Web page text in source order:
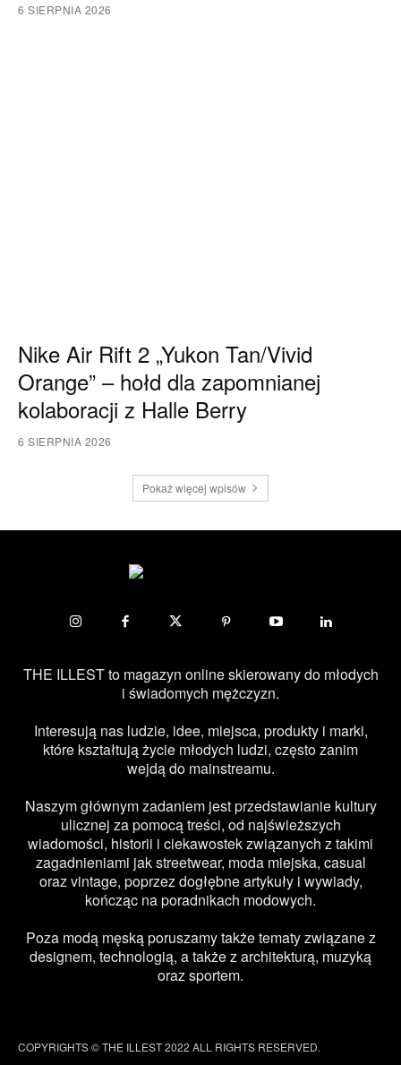
6 SIERPNIA 2026
Nike Air Rift 2 „Yukon Tan/Vivid
Orange” – hołd dla zapomnianej
kolaboracji z Halle Berry
6 SIERPNIA 2026
Pokaż więcej wpisów
THE ILLEST to magazyn online skierowany do młodych
i świadomych mężczyzn.
Interesują nas ludzie, idee, miejsca, produkty i marki,
które kształtują życie młodych ludzi, często zanim
wejdą do mainstreamu.
Naszym głównym zadaniem jest przedstawianie kultury
ulicznej za pomocą treści, od najświeższych
wiadomości, historii i ciekawostek związanych z takimi
zagadnieniami jak streetwear, moda miejska, casual
oraz vintage, poprzez dogłębne artykuły i wywiady,
kończąc na poradnikach modowych.
Poza modą męską poruszamy także tematy związane z
designem, technologią, a także z architekturą, muzyką
oraz sportem.
COPYRIGHTS © THE ILLEST 2022 ALL RIGHTS RESERVED.